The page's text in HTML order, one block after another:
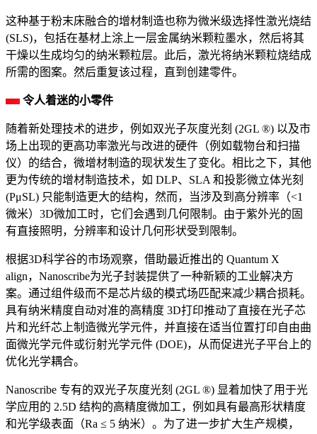
这种基于粉末床融合的增材制造也称为微米级选择性激光烧结
(SLS)，包括在基材上涂上一层金属纳米颗粒墨水，然后将其
干燥以生成均匀的纳米颗粒层。此后，激光将纳米颗粒烧结成
所需的图案。然后重复该过程，直到创建零件。
令人着迷的小零件
随着新处理技术的进步，例如双光子灰度光刻 (2GL ®) 以及市
场上出现的更高功率激光与改进的硬件（例如载物台和扫描
仪）的结合，微增材制造的现状发生了变化。相比之下，其他
更为传统的增材制造技术，如 DLP、SLA 和投影微立体光刻
(PμSL) 只能制造更大的结构，然而，当涉及到高分辨率（<1
微米）3D微加工时，它们会遇到几何限制。由于紫外光的固
有直接照明，分辨率和设计几何形状受到限制。
根据3D科学谷的市场观察，借助最近推出的 Quantum X
align，Nanoscribe为光子封装提供了一种新颖的工业解决方
案。通过组件级而不是芯片级的模式场匹配来减少耦合损耗。
具有纳米精度自动对准的高精度 3D打印推动了直接在光子芯
片和光纤芯上制造微光学元件，并直接在适当位置打印自由曲
面微光学元件或衍射光学元件 (DOE)，从而促进光子平台上的
优化光学耦合。
Nanoscribe 专有的双光子灰度光刻 (2GL ®) 显着加快了用于光
学应用的 2.5D 结构的高精度微加工，例如具有最高形状精度
和光学级表面（Ra ≤ 5 纳米）。为了进一步扩大生产规模，